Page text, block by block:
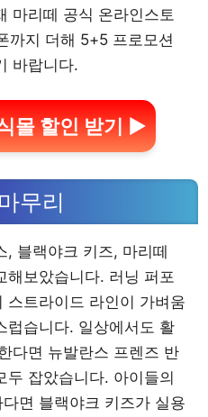
마리떼 공식 온라인스토
까지 더해 5+5 프로모션
바랍니다.
몰 할인 받기 ▶
무리
, 블랙야크 키즈, 마리떼
해보았습니다. 러닝 퍼포
스트라이드 라인이 가벼움
럽습니다. 일상에서도 활
다면 뉴발란스 프렌즈 반
두 잡았습니다. 아이들의
면 블랙야크 키즈가 실용